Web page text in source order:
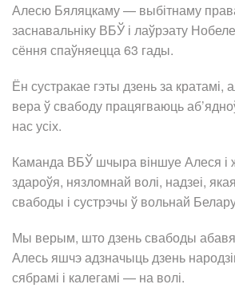
Алесю Бяляцкаму — выбітнаму
заснавальніку ВБЎ і лаўрэату
сёння спаўняецца 63 гады.
Ён сустракае гэты дзень за кратамі,
вера ў свабоду працягваюць
нас усіх.
Каманда ВБЎ шчыра віншуе Алеся і
здароўя, нязломнай волі, надзеі,
свабоды і сустрэчы ў вольнай
Мы верым, што дзень свабоды
Алесь яшчэ адзначыць дзень
сябрамі і калегамі — на волі.